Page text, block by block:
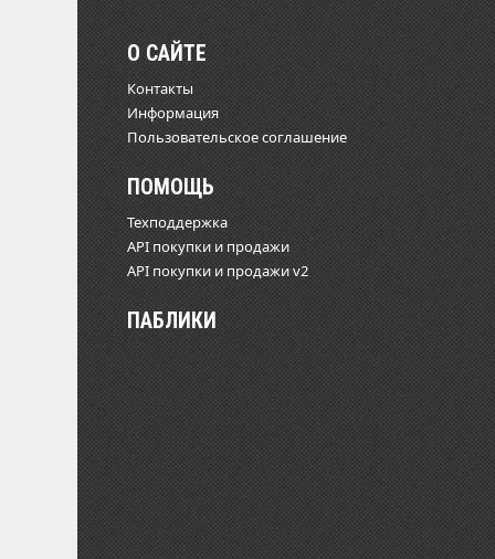
О САЙТЕ
Контакты
Информация
Пользовательское соглашение
ПОМОЩЬ
Техподдержка
API покупки и продажи
API покупки и продажи v2
ПАБЛИКИ